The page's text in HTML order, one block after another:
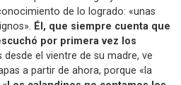
de lo logrado: «unas
Él, que siempre cuenta que
por primera vez los
desde el vientre de su madre, ve
a partir de ahora, porque «la